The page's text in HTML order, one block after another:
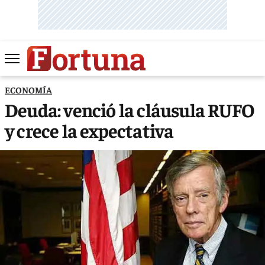
ECONOMÍA
Deuda: venció la cláusula RUFO
y crece la expectativa